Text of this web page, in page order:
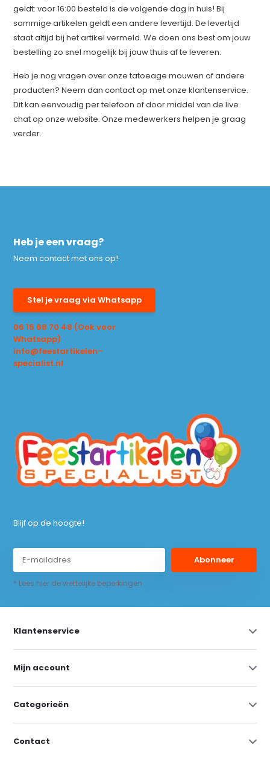
geldt: voor 16:00 besteld is de volgende dag in huis! Bij
sommige artikelen geldt een andere levertijd. De levertijd
staat altijd bij het artikel vermeld. We doen ons best om jouw
bestelling zo snel mogelijk bij jouw thuis af te leveren.
Heb je nog vragen over onze tatoeage mouwen of andere
producten? Neem dan contact op met onze klantenservice.
Dit kan eenvoudig per telefoon of door middel van de live
chat op onze website. Onze medewerkers helpen je graag
verder.
Heb je een vraag?
Neem contact met ons op!
Stel je vraag via Whatsapp
06 15 68 70 48 (Ook voor
Whatsapp)
info@feestartikelen-
specialist.nl
Blijf op de hoogte!
Abonneer
* Lees hier de wettelijke beperkingen
Klantenservice
Mijn account
Categorieën
Contact